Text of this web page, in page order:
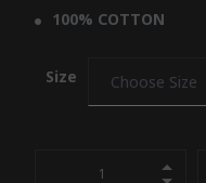
100% COTTON
Size